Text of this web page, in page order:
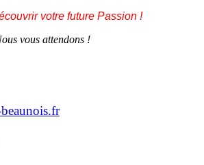
votre future Passion !
vous attendons !